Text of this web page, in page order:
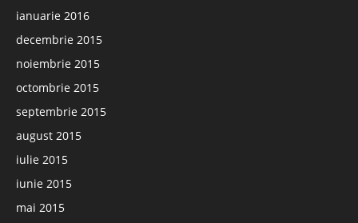
ianuarie 2016
decembrie 2015
noiembrie 2015
octombrie 2015
septembrie 2015
august 2015
iulie 2015
iunie 2015
mai 2015